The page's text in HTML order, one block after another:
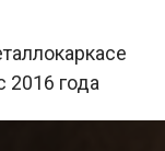
2016 года